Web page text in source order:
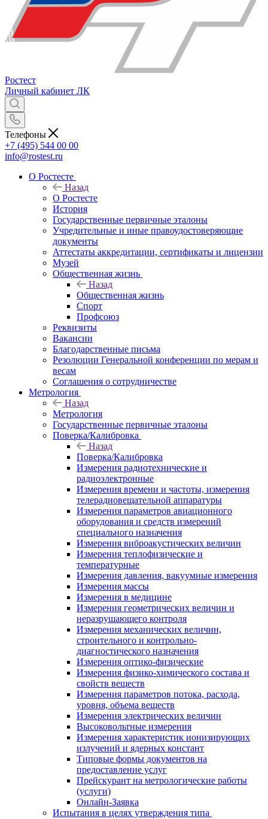
Ростест
Личный кабинет ЛК
Телефоны
+7 (495) 544 00 00
info@rostest.ru
О Ростесте
Назад
О Ростесте
История
Государственные первичные эталоны
Учредительные и иные правоудостоверяющие
документы
Аттестаты аккредитации, сертификаты и лицензии
Музей
Общественная жизнь
Назад
Общественная жизнь
Спорт
Профсоюз
Реквизиты
Вакансии
Благодарственные письма
Резолюции Генеральной конференции по мерам и
весам
Соглашения о сотрудничестве
Метрология
Назад
Метрология
Государственные первичные эталоны
Поверка/Калибровка
Назад
Поверка/Калибровка
Измерения радиотехнические и
радиоэлектронные
Измерения времени и частоты, измерения
телерадиовещательной аппаратуры
Измерения параметров авиационного
оборудования и средств измерений
специального назначения
Измерения виброакустических величин
Измерения теплофизические и
температурные
Измерения давления, вакуумные измерения
Измерения массы
Измерения в медицине
Измерения геометрических величин и
неразрушающего контроля
Измерения механических величин,
строительного и контрольно-
диагностического назначения
Измерения оптико-физические
Измерения физико-химического состава и
свойств веществ
Измерения параметров потока, расхода,
уровня, объема веществ
Измерения электрических величин
Высоковольтные измерения
Измерения характеристик ионизирующих
излучений и ядерных констант
Типовые формы документов на
предоставление услуг
Прейскурант на метрологические работы
(услуги)
Онлайн-Заявка
Испытания в целях утверждения типа